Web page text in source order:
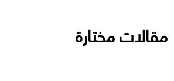
مقالات مختارة